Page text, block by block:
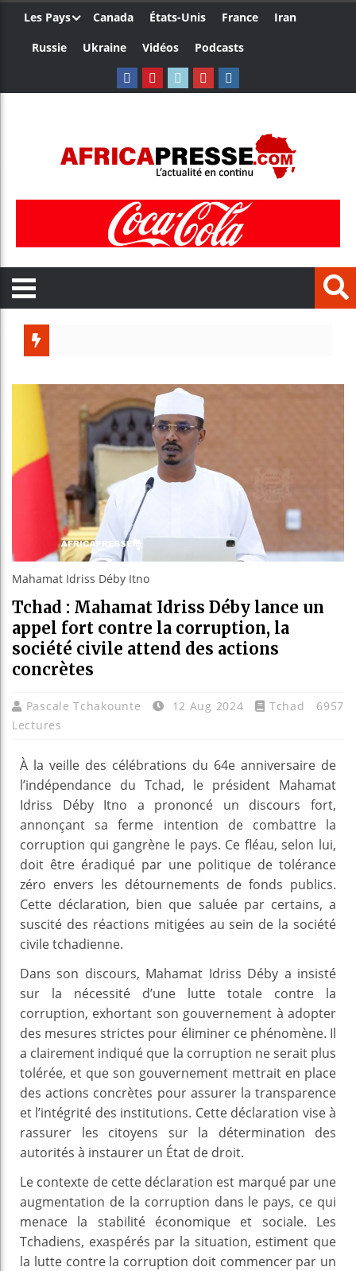
Les Pays Canada États-Unis France
Iran
Russie
Ukraine Vidéos Podcasts
Mahamat Idriss Déby Itno
Tchad : Mahamat Idriss Déby lance un
appel fort contre la corruption, la
société civile attend des actions
concrètes
Pascale Tchakounte 12 Aug 2024 Tchad
6957
Lectures
À la veille des célébrations du 64e anniversaire de
l’indépendance du Tchad, le président Mahamat
Idriss Déby Itno a prononcé un discours fort,
annonçant sa ferme intention de combattre la
corruption qui gangrène le pays. Ce fléau, selon lui,
doit être éradiqué par une politique de tolérance
zéro envers les détournements de fonds publics.
Cette déclaration, bien que saluée par certains, a
suscité des réactions mitigées au sein de la société
civile tchadienne.
Dans son discours, Mahamat Idriss Déby a insisté
sur la nécessité d’une lutte totale contre la
corruption, exhortant son gouvernement à adopter
des mesures strictes pour éliminer ce phénomène. Il
a clairement indiqué que la corruption ne serait plus
tolérée, et que son gouvernement mettrait en place
des actions concrètes pour assurer la transparence
et l’intégrité des institutions. Cette déclaration vise à
rassurer les citoyens sur la détermination des
autorités à instaurer un État de droit.
Le contexte de cette déclaration est marqué par une
augmentation de la corruption dans le pays, ce qui
menace la stabilité économique et sociale. Les
Tchadiens, exaspérés par la situation, estiment que
la lutte contre la corruption doit commencer par un